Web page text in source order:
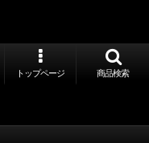
トップページ 商品検索